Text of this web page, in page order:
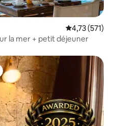
Évaluation
4,73 (571)
la mer + petit déjeuner
plus appréciés